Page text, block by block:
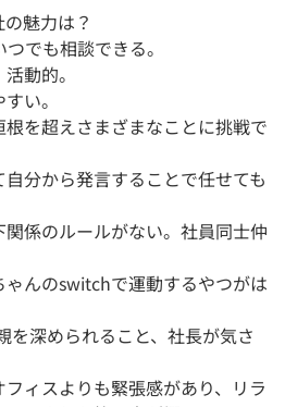
魅力は？
でも相談できる。
動的。
い。
根を超えさまざまなことに挑戦で
自分から発言することで任せても
関係のルールがない。社員同士仲
ゃんのswitchで運動するやつがは
を深められること、社長が気さ
フィスよりも緊張感があり、リラ